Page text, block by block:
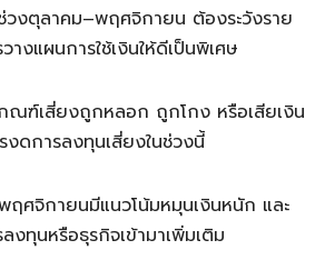
วงตุลาคม–พฤศจิกายน ต้องระวังราย
งแผนการใช้เงินให้ดีเป็นพิเศษ
ณฑ์เสี่ยงถูกหลอก ถูกโกง หรือเสียเงิน
ดการลงทุนเสี่ยงในช่วงนี้
ฤศจิกายนมีแนวโน้มหมุนเงินหนัก และ
งทุนหรือธุรกิจเข้ามาเพิ่มเติม